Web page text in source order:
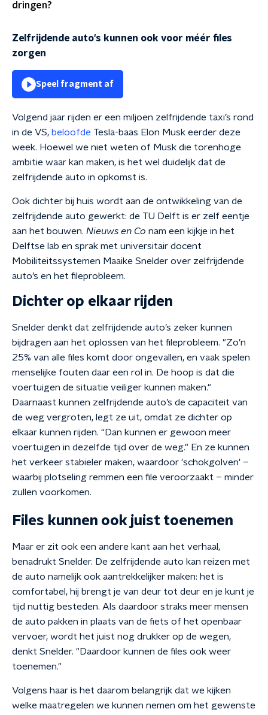
dringen?
Zelfrijdende auto's kunnen ook voor méér files
zorgen
Speel fragment af
Volgend jaar rijden er een miljoen zelfrijdende taxi’s rond
in de VS, beloofde Tesla-baas Elon Musk eerder deze
week. Hoewel we niet weten of Musk die torenhoge
ambitie waar kan maken, is het wel duidelijk dat de
zelfrijdende auto in opkomst is.
Ook dichter bij huis wordt aan de ontwikkeling van de
zelfrijdende auto gewerkt: de TU Delft is er zelf eentje
aan het bouwen. Nieuws en Co nam een kijkje in het
Delftse lab en sprak met universitair docent
Mobiliteitssystemen Maaike Snelder over zelfrijdende
auto’s en het fileprobleem.
Dichter op elkaar rijden
Snelder denkt dat zelfrijdende auto’s zeker kunnen
bijdragen aan het oplossen van het fileprobleem. "Zo’n
25% van alle files komt door ongevallen, en vaak spelen
menselijke fouten daar een rol in. De hoop is dat die
voertuigen de situatie veiliger kunnen maken."
Daarnaast kunnen zelfrijdende auto’s de capaciteit van
de weg vergroten, legt ze uit, omdat ze dichter op
elkaar kunnen rijden. “Dan kunnen er gewoon meer
voertuigen in dezelfde tijd over de weg." En ze kunnen
het verkeer stabieler maken, waardoor 'schokgolven' –
waarbij plotseling remmen een file veroorzaakt – minder
zullen voorkomen.
Files kunnen ook juist toenemen
Maar er zit ook een andere kant aan het verhaal,
benadrukt Snelder. De zelfrijdende auto kan reizen met
de auto namelijk ook aantrekkelijker maken: het is
comfortabel, hij brengt je van deur tot deur en je kunt je
tijd nuttig besteden. Als daardoor straks meer mensen
de auto pakken in plaats van de fiets of het openbaar
vervoer, wordt het juist nog drukker op de wegen,
denkt Snelder. "Daardoor kunnen de files ook weer
toenemen."
Volgens haar is het daarom belangrijk dat we kijken
welke maatregelen we kunnen nemen om het gewenste